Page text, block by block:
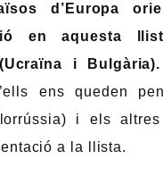
d’Europa
en aquesta
i Bulgària).
ens queden
i els
a la llista.